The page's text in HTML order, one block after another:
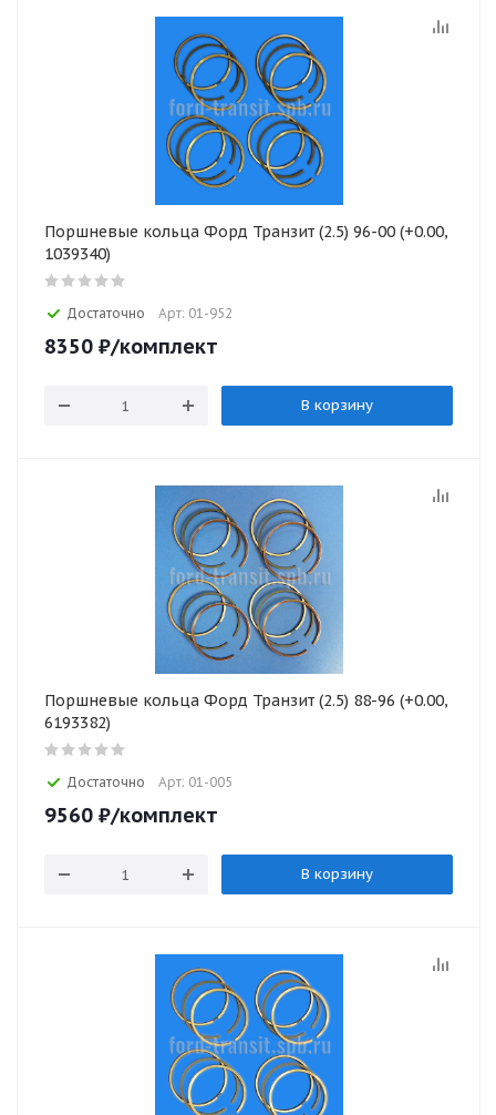
Поршневые кольца Форд Транзит (2.5) 96-00 (+0.00,
1039340)
Достаточно Арт: 01-952
8350 ₽/комплект
В корзину
Поршневые кольца Форд Транзит (2.5) 88-96 (+0.00,
6193382)
Достаточно Арт: 01-005
9560 ₽/комплект
В корзину